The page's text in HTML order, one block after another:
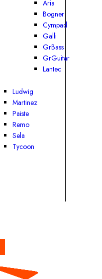
Aria
Bogner
Cympad
Galli
GrBass
GrGuitar
Lantec
Ludwig
Martinez
Paiste
Remo
Sela
Tycoon